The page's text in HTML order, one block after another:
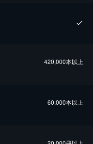
420,000本以上
60,000本以上